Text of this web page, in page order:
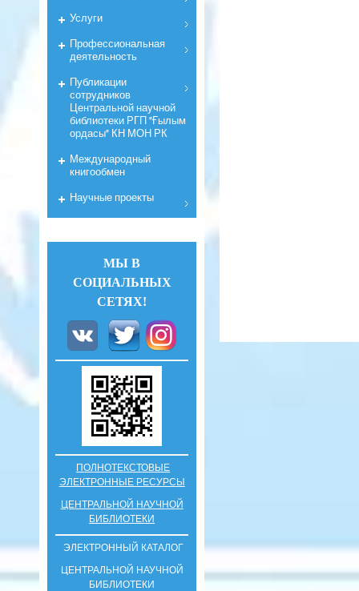
Услуги
Профессиональная
деятельность
Публикации
сотрудников
Центральной научной
библиотеки РГП "Ғылым
ордасы" КН МОН РК
Международный
книгообмен
Научные проекты
МЫ В
СОЦИАЛЬНЫХ
СЕТЯХ!
ПОЛНОТЕКСТОВЫЕ
ЭЛЕКТРОННЫЕ РЕСУРСЫ
ЦЕНТРАЛЬНОЙ НАУЧНОЙ
БИБЛИОТЕКИ
ЭЛЕКТРОННЫЙ КАТАЛОГ
ЦЕНТРАЛЬНОЙ НАУЧНОЙ
БИБЛИОТЕКИ